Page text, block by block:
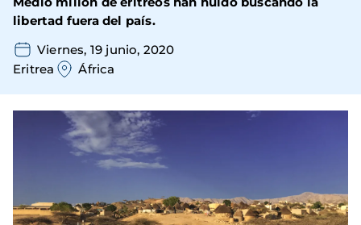
libertad fuera del país.
Viernes, 19 junio, 2020
Eritrea
África